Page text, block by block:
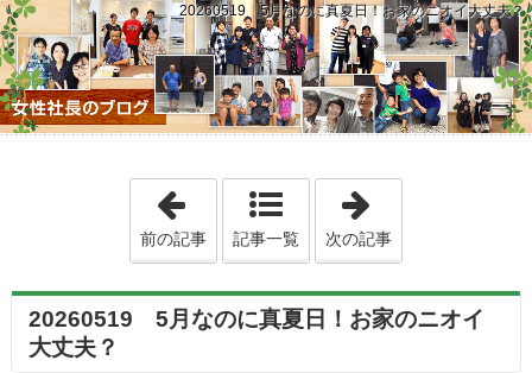
20260519 5月なのに真夏日！お家のニオイ大丈夫？
「20260518 「ここ数日、テレビの映
前の記事 記事一覧 次の記事
20260519 5月なのに真夏日！お家のニオイ
大丈夫？